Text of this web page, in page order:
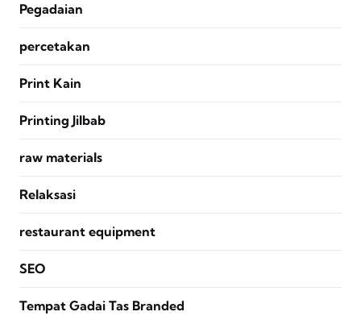
Pegadaian
percetakan
Print Kain
Printing Jilbab
raw materials
Relaksasi
restaurant equipment
SEO
Tempat Gadai Tas Branded